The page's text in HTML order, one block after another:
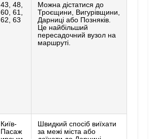
43, 48,
60, 61,
62, 63
Можна дістатися до
Троєщини, Вигурівщини,
Дарниці або Позняків.
Це найбільший
пересадочний вузол на
маршруті.
Київ-
Пасаж
Швидкий спосіб виїхати
за межі міста або